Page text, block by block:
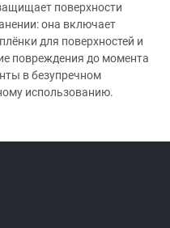
поверхности
она включает
для поверхностей и
повреждения до момента
в безупречном
использованию.